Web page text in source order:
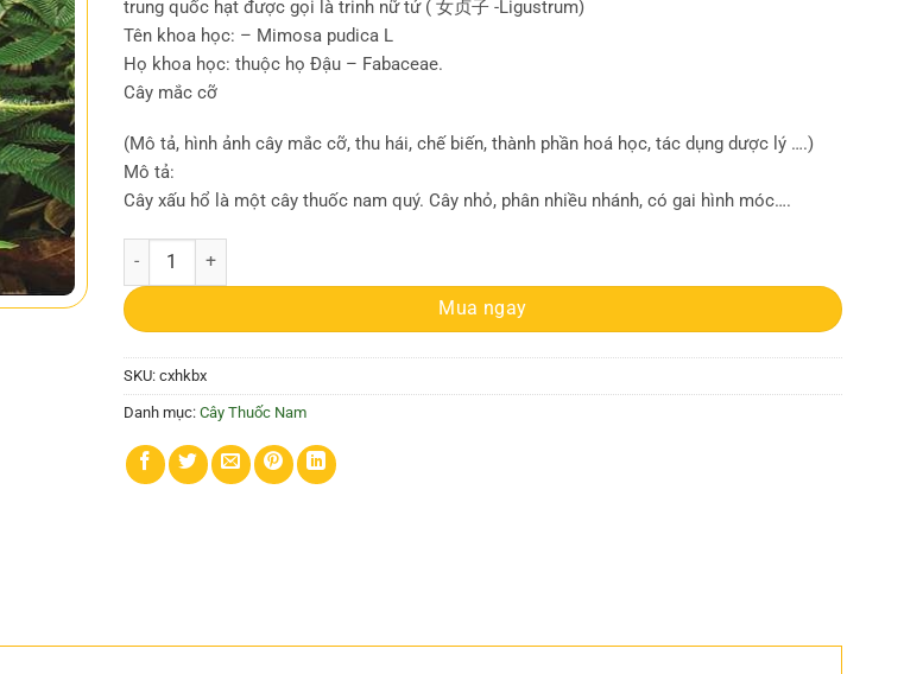
trung quốc hạt được gọi là trinh nữ tử ( 女贞子 -Ligustrum)
Tên khoa học: – Mimosa pudica L
Họ khoa học: thuộc họ Ðậu – Fabaceae.
Cây mắc cỡ
(Mô tả, hình ảnh cây mắc cỡ, thu hái, chế biến, thành phần hoá học, tác dụng dược lý ….)
Mô tả:
Cây xấu hổ là một cây thuốc nam quý. Cây nhỏ, phân nhiều nhánh, có gai hình móc….
Cây xấu hổ | Cây cỏ ngươi | Cây mắc cỡ | Cây trinh nữ | Địa chỉ bán cây xấu hổ số lượng
Mua ngay
SKU: cxhkbx
Danh mục: Cây Thuốc Nam